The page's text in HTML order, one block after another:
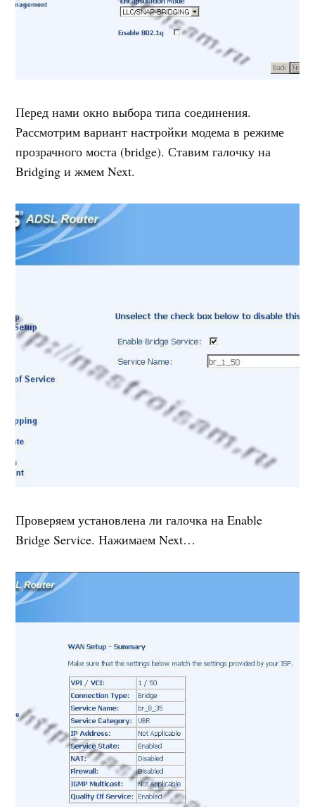
Перед нами окно выбора типа соединения.
Рассмотрим вариант настройки модема в режиме
прозрачного моста (bridge). Ставим галочку на
Bridging и жмем Next.
Проверяем установлена ли галочка на Enable
Bridge Service. Нажимаем Next…